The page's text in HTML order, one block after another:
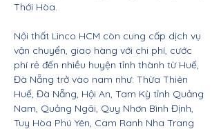
Thới Hòa.
Nội thất Linco HCM còn cung cấp dịch vụ
vận chuyển, giao hàng với chi phí, cước
phí rẻ đến nhiều huyện tỉnh thành từ Huế,
Đà Nẵng trở vào nam như: Thừa Thiên
Huế, Đà Nẵng, Hội An, Tam Kỳ tỉnh Quảng
Nam, Quảng Ngãi, Quy Nhơn Bình Định,
Tuy Hòa Phú Yên, Cam Ranh Nha Trang